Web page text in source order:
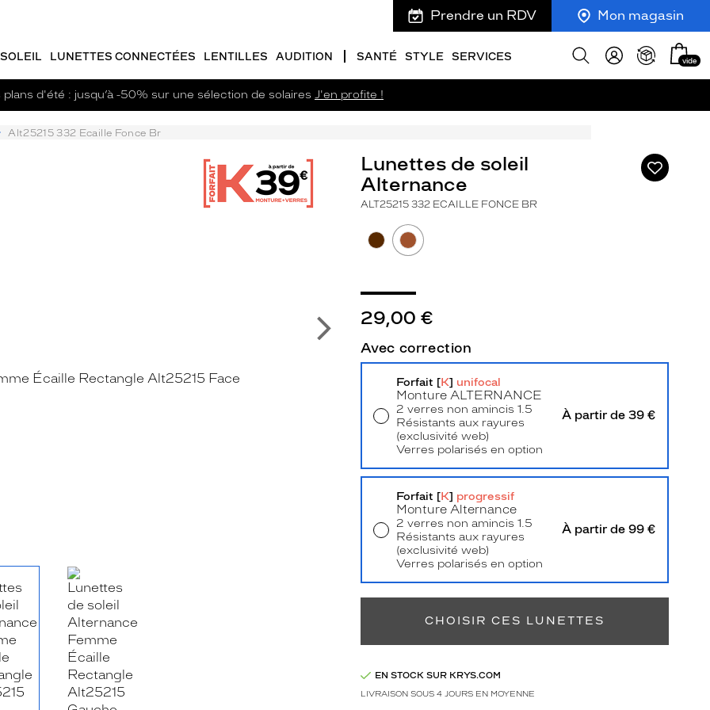
Prendre un RDV Mon magasin
LUNETTES CONNECTÉES LENTILLES AUDITION SANTÉ STYLE SERVICES
Afficher
Mon
panier
vide
plans d'été : jusqu’à -50% sur une sélection de solaires J'en profite !
Alt25215 332 Ecaille Fonce Br
Ajouter
à
Suivant
Lunettes de soleil
Alternance
ALT25215 332 ECAILLE FONCE BR
29,00 €
Avec correction
Forfait [K] unifocal
Monture ALTERNANCE
2 verres non amincis 1.5
Résistants aux rayures
(exclusivité web)
Verres polarisés en option
À partir de 39 €
Retrait en magasin Offert
Forfait [K] progressif
Monture Alternance
2 verres non amincis 1.5
Résistants aux rayures
(exclusivité web)
Verres polarisés en option
À partir de 99 €
CHOISIR CES LUNETTES
EN STOCK SUR KRYS.COM
LIVRAISON SOUS 4 JOURS EN MOYENNE